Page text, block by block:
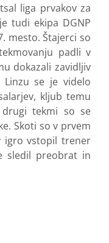
liga prvakov za
tudi ekipa DGNP
mesto. Štajerci so
padli v
dokazali zavidljiv
se je videlo
kljub temu
tekmi so se
Skoti so v prvem
igro vstopil trener
sledil preobrat in